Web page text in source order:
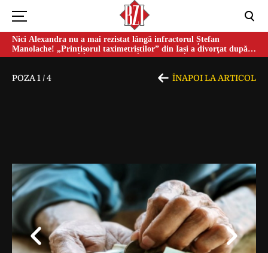
Nici Alexandra nu a mai rezistat lângă infractorul Ștefan
Manolache! „Prințișorul taximetriștilor” din Iași a divorţat după
doi ani de căsnicie
POZA 1 /4 ÎNAPOI LA ARTICOL